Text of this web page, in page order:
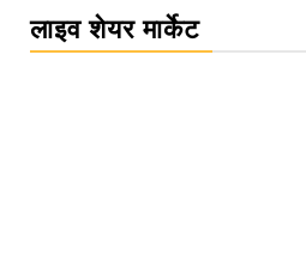
लाइव शेयर मार्केट